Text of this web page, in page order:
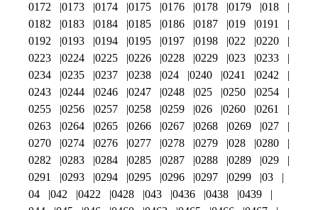
0172
0173 0174 0175 0176 0178 0179
018
0182
0183 0184 0185 0186 0187 019
0191
0192
0193 0194 0195 0197 0198 022
0220
0223
0224 0225 0226 0228 0229 023
0233
0234
0235 0237 0238 024 0240 0241
0242
0243
0244 0246 0247 0248 025 0250
0254
0255
0256 0257 0258 0259 026 0260
0261
0263
0264 0265 0266 0267 0268 0269
027
0270
0274 0276 0277 0278 0279 028
0280
0282
0283 0284 0285 0287 0288 0289
029
0291
0293 0294 0295 0296 0297 0299
03
04
042 0422 0428 043 0436 0438
0439